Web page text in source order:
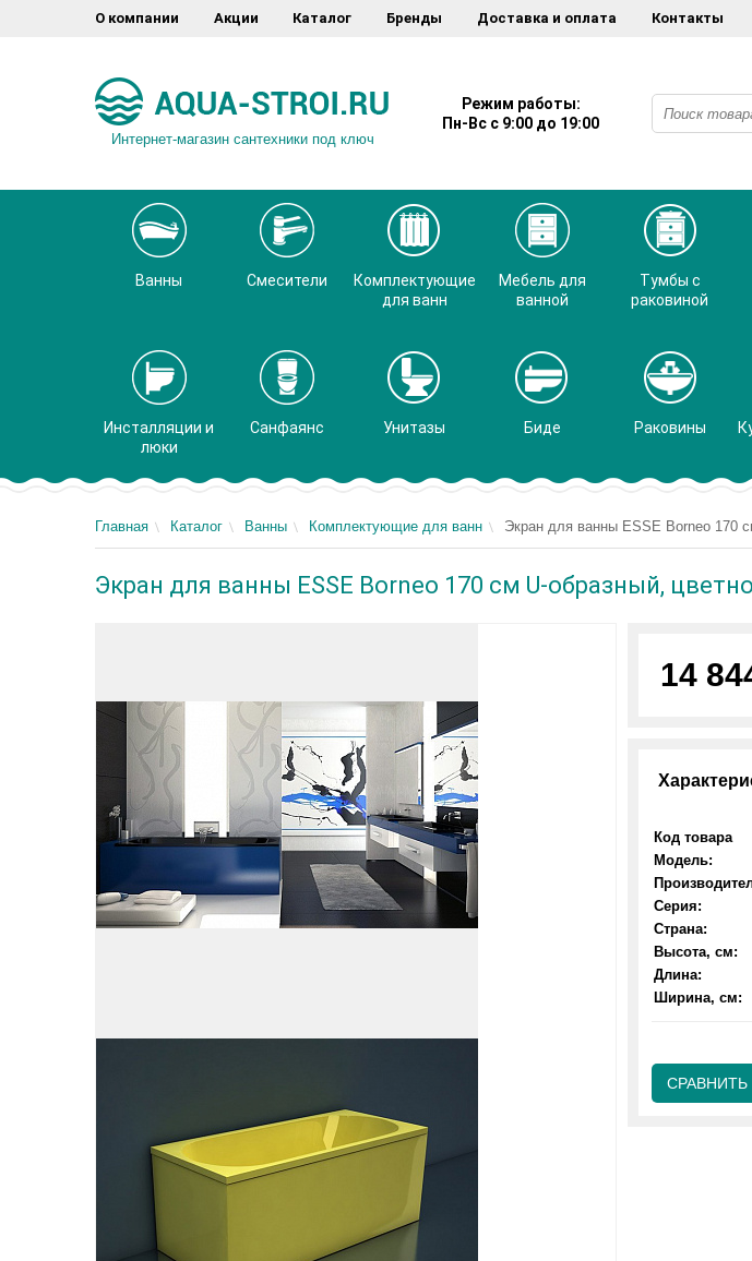
О компании Акции Каталог Бренды Доставка и оплата Контакты
Интернет-магазин сантехники под ключ
Режим работы:
Пн-Вс с 9:00 до 19:00
Ванны Смесители
Комплектующие
для ванн
Мебель для
ванной
Тумбы с
раковиной
Инсталляции и
люки
Санфаянс Унитазы Биде Раковины
Главная Каталог Ванны Комплектующие для ванн Экран для ванны ESSE Borneo 170
Экран для ванны ESSE Borneo 170 см U-образный,
14
Код товара
Модель:
Серия:
Страна:
Высота, см:
Длина:
Ширина, см:
СРАВНИТЬ